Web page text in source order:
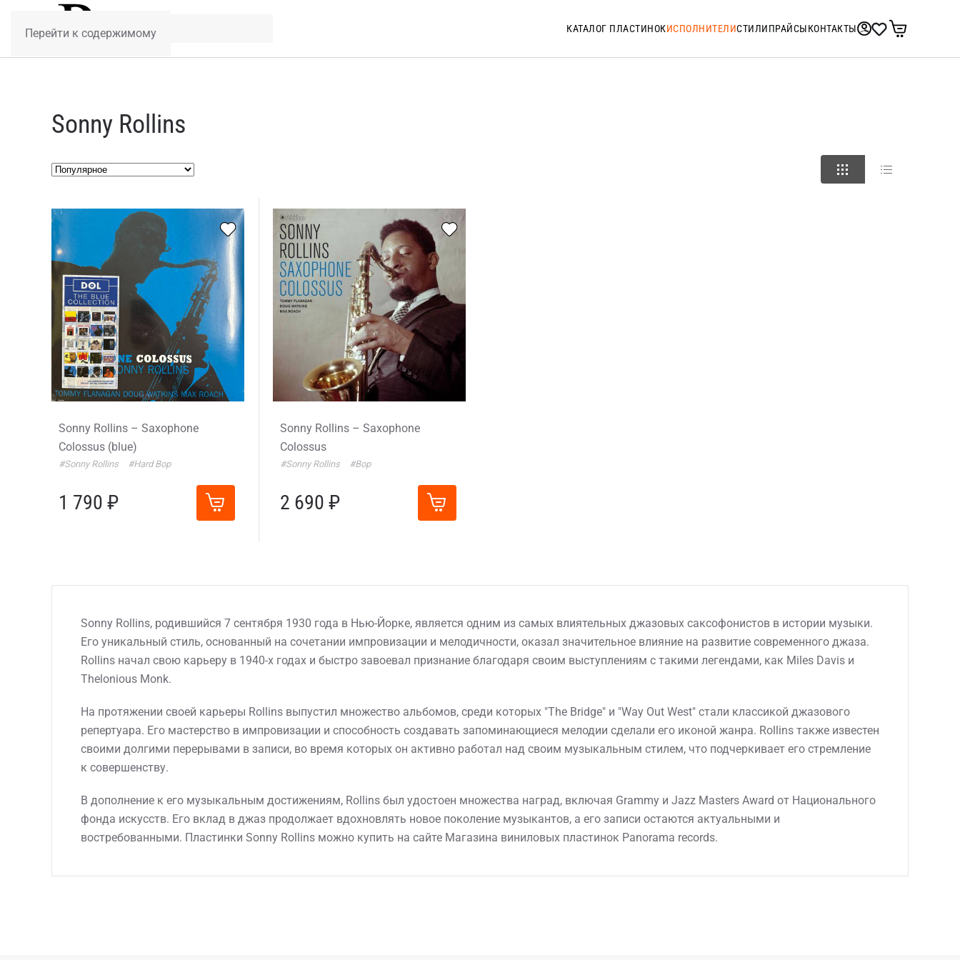
Перейти к содержимому КАТАЛОГ ПЛАСТИНОКИСПОЛНИТЕЛИСТИЛИПРАЙСЫКОНТАКТЫ
Sonny Rollins
Sonny Rollins – Saxophone
Colossus (blue)
#Sonny Rollins #Hard Bop
1 790 ₽
Sonny Rollins – Saxophone
Colossus
#Sonny Rollins #Bop
2 690 ₽
Sonny Rollins, родившийся 7 сентября 1930 года в Нью-Йорке, является одним из самых влиятельных джазовых саксофонистов в истории музыки.
Его уникальный стиль, основанный на сочетании импровизации и мелодичности, оказал значительное влияние на развитие современного джаза.
Rollins начал свою карьеру в 1940-х годах и быстро завоевал признание благодаря своим выступлениям с такими легендами, как Miles Davis и
Thelonious Monk.
На протяжении своей карьеры Rollins выпустил множество альбомов, среди которых "The Bridge" и "Way Out West" стали классикой джазового
репертуара. Его мастерство в импровизации и способность создавать запоминающиеся мелодии сделали его иконой жанра. Rollins также известен
своими долгими перерывами в записи, во время которых он активно работал над своим музыкальным стилем, что подчеркивает его стремление
к совершенству.
В дополнение к его музыкальным достижениям, Rollins был удостоен множества наград, включая Grammy и Jazz Masters Award от Национального
фонда искусств. Его вклад в джаз продолжает вдохновлять новое поколение музыкантов, а его записи остаются актуальными и
востребованными. Пластинки Sonny Rollins можно купить на сайте Магазина виниловых пластинок Panorama records.